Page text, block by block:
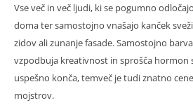
Vse več in več ljudi, ki se pogumno
doma ter samostojno vnašajo kanček
zidov ali zunanje fasade. Samostojno
vzpodbuja kreativnost in sprošča hormon
uspešno konča, temveč je tudi znatno
mojstrov.